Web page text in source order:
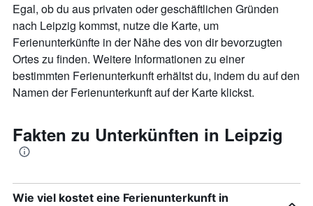
Egal, ob du aus privaten oder geschäftlichen Gründen
nach Leipzig kommst, nutze die Karte, um
Ferienunterkünfte in der Nähe des von dir bevorzugten
Ortes zu finden. Weitere Informationen zu einer
bestimmten Ferienunterkunft erhältst du, indem du auf den
Namen der Ferienunterkunft auf der Karte klickst.
Fakten zu Unterkünften in Leipzig
Wie viel kostet eine Ferienunterkunft in